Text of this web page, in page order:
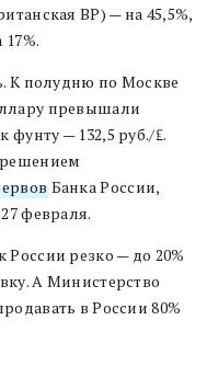
BP) — на 45,5%,
К полудню по Москве
превышали
фунту — 132,5 руб./₤.
Банка России,
февраля.
резко — до 20%
А Министерство
в России 80%